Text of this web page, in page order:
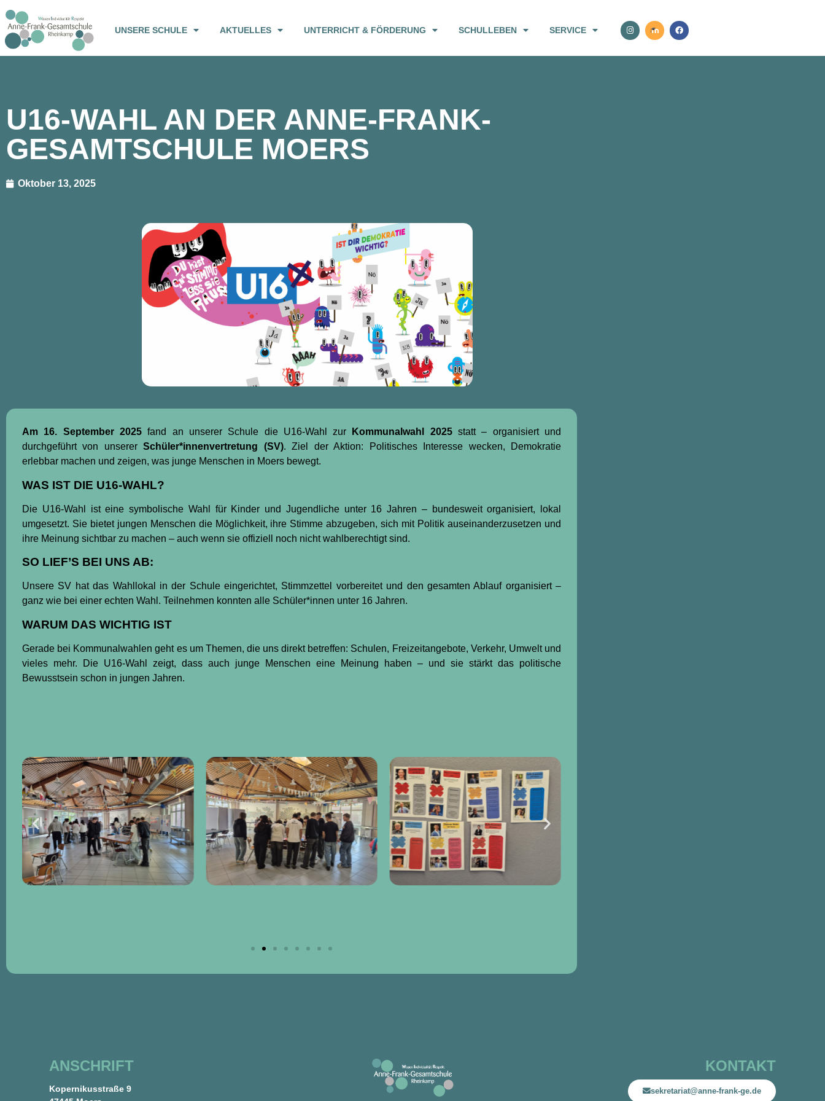
UNSERE SCHULE AKTUELLES UNTERRICHT & FÖRDERUNG SCHULLEBEN SERVICE
U16-WAHL AN DER ANNE-FRANK-
GESAMTSCHULE MOERS
Oktober 13, 2025
Am 16. September 2025fand an unserer Schule die U16-Wahl zur Kommunalwahl 2025statt – organisiert und
durchgeführt von unsererSchüler*innenvertretung (SV). Ziel der Aktion: Politisches Interesse wecken, Demokratie
erlebbar machen und zeigen, was junge Menschen in Moers bewegt.
WAS IST DIE U16-WAHL?
Die U16-Wahl ist eine symbolische Wahl für Kinder und Jugendliche unter 16 Jahren – bundesweit organisiert, lokal
umgesetzt. Sie bietet jungen Menschen die Möglichkeit, ihre Stimme abzugeben, sich mit Politik auseinanderzusetzen und
ihre Meinung sichtbar zu machen – auch wenn sie offiziell noch nicht wahlberechtigt sind.
SO LIEF’S BEI UNS AB:
Unsere SV hat das Wahllokal in der Schule eingerichtet, Stimmzettel vorbereitet und den gesamten Ablauf organisiert –
ganz wie bei einer echten Wahl. Teilnehmen konnten alle Schüler*innen unter 16 Jahren.
WARUM DAS WICHTIG IST
Gerade bei Kommunalwahlen geht es um Themen, die uns direkt betreffen: Schulen, Freizeitangebote, Verkehr, Umwelt und
vieles mehr. Die U16-Wahl zeigt, dass auch junge Menschen eine Meinung haben – und sie stärkt das politische
Bewusstsein schon in jungen Jahren.
ANSCHRIFT
Kopernikusstraße 9
KONTAKT
sekretariat@anne-frank-ge.de